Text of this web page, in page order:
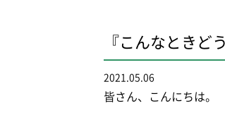
『こんなときど
2021.05.06
皆さん、こんにちは。